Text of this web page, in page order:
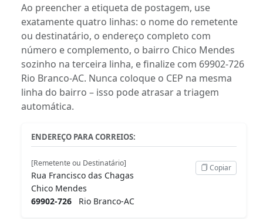
Ao preencher a etiqueta de postagem, use
exatamente quatro linhas: o nome do remetente
ou destinatário, o endereço completo com
número e complemento, o bairro Chico Mendes
sozinho na terceira linha, e finalize com 69902-726
Rio Branco-AC. Nunca coloque o CEP na mesma
linha do bairro – isso pode atrasar a triagem
automática.
ENDEREÇO PARA CORREIOS:
[Remetente ou Destinatário]
Rua Francisco das Chagas
Chico Mendes
69902-726 Rio Branco-AC
Copiar